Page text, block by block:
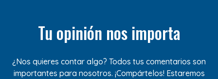
Tu opinión nos importa
¿Nos quieres contar algo? Todos tus comentarios son
importantes para nosotros. ¡Compártelos! Estaremos